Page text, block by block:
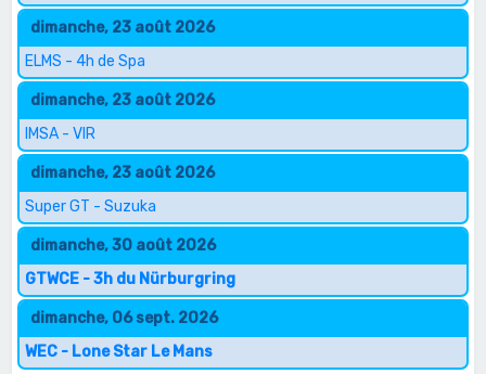
dimanche, 23 août 2026
ELMS - 4h de Spa
dimanche, 23 août 2026
IMSA - VIR
dimanche, 23 août 2026
Super GT - Suzuka
dimanche, 30 août 2026
GTWCE - 3h du Nürburgring
dimanche, 06 sept. 2026
WEC - Lone Star Le Mans